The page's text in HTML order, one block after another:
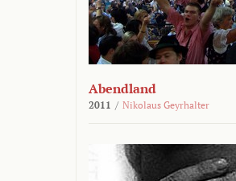
Abendland
2011 / Nikolaus Geyrhalter